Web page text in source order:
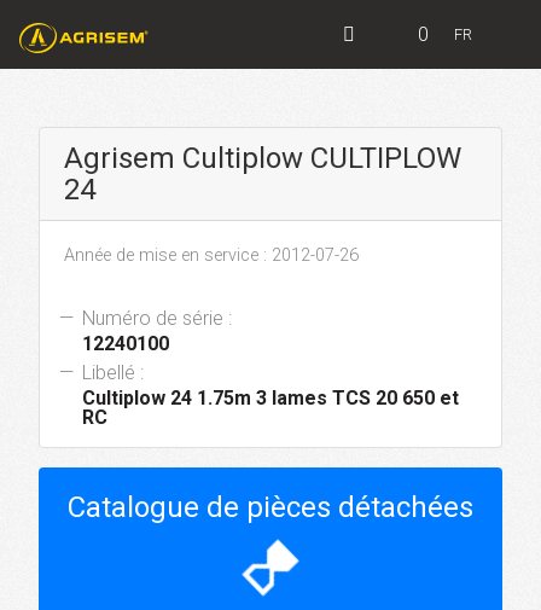
0 FR
Agrisem Cultiplow CULTIPLOW
24
Année de mise en service : 2012-07-26
Numéro de série :
12240100
Libellé :
Cultiplow 24 1.75m 3 lames TCS 20 650 et
RC
Catalogue de pièces détachées
hourglass_top